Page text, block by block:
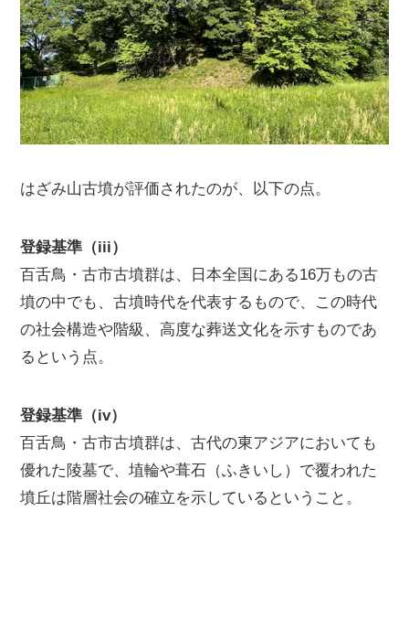
はざみ山古墳が評価されたのが、以下の点。
登録基準（iii）
百舌鳥・古市古墳群は、日本全国にある16万もの古
墳の中でも、古墳時代を代表するもので、この時代
の社会構造や階級、高度な葬送文化を示すものであ
るという点。
登録基準（iv）
百舌鳥・古市古墳群は、古代の東アジアにおいても
優れた陵墓で、埴輪や葺石（ふきいし）で覆われた
墳丘は階層社会の確立を示しているということ。